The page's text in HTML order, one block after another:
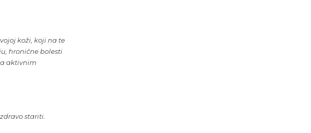
koži, koji na te
hronične bolesti
aktivnim
stariti.